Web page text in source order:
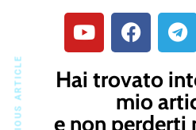
Hai trovato
mio
e non perderti
PREVIOUS ARTICLE